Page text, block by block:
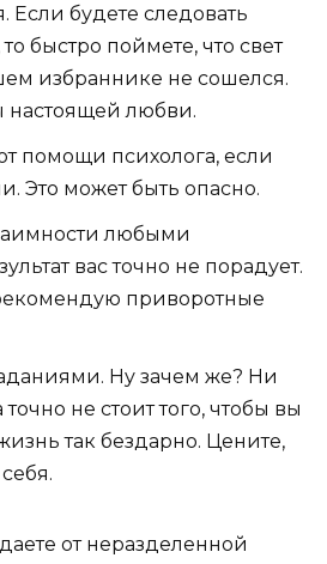
Если будете следовать
быстро поймете, что свет
избраннике не сошелся.
настоящей любви.
помощи психолога, если
Это может быть опасно.
любыми
вас точно не порадует.
приворотные
Ну зачем же? Ни
не стоит того, чтобы вы
так бездарно. Цените,
от неразделенной